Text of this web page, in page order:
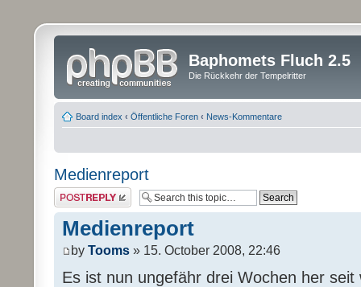
Baphomets Fluch 2.5
Die Rückkehr der Tempelritter
Board index ‹ Öffentliche Foren ‹ News-Kommentare
Medienreport
Post a reply
Medienreport
by Tooms » 15. October 2008, 22:46
Es ist nun ungefähr drei Wochen her